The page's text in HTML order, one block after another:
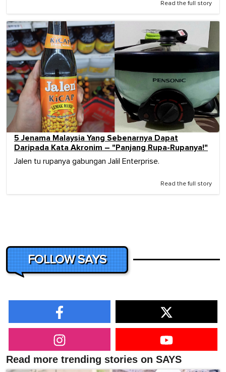
Read the full story
5 Jenama Malaysia Yang Sebenarnya Dapat
Daripada Kata Akronim – "Panjang Rupa-Rupanya!"
Jalen tu rupanya gabungan Jalil Enterprise.
Read the full story
FOLLOW SAYS
Read more trending stories on SAYS